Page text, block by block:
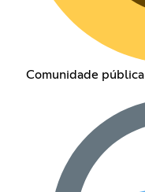
Comunidade pública